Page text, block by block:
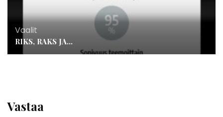
Vaalit
RIKS, RAKS JA…
Vastaa